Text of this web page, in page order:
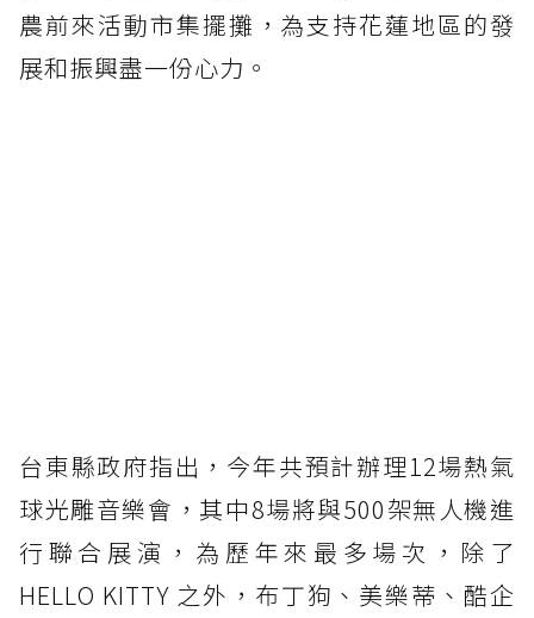
農前來活動市集擺攤，為支持花蓮地區的發
展和振興盡一份心力。
台東縣政府指出，今年共預計辦理12場熱氣
球光雕音樂會，其中8場將與500架無人機進
行聯合展演，為歷年來最多場次，除了
HELLO KITTY 之外，布丁狗、美樂蒂、酷企